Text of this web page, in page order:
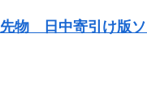
物 日中寄引け版ソ